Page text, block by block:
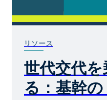
リソース
世代交代を
る：基幹